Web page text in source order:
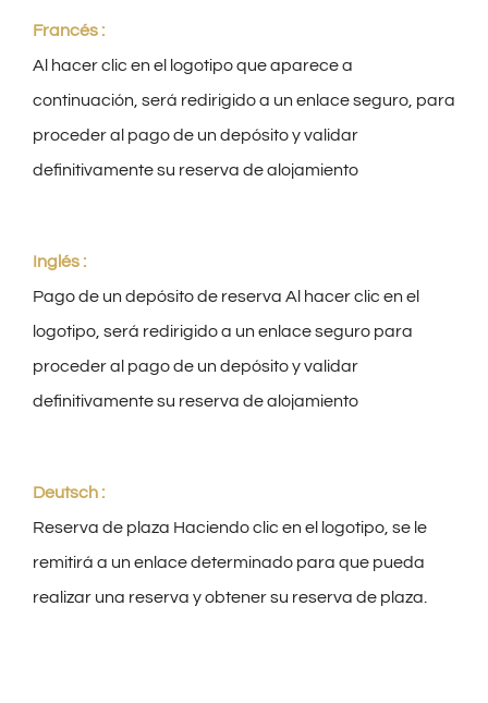
Español
Francés :
Al hacer clic en el logotipo que aparece a
continuación, será redirigido a un enlace seguro, para
proceder al pago de un depósito y validar
definitivamente su reserva de alojamiento
Inglés :
Pago de un depósito de reserva Al hacer clic en el
logotipo, será redirigido a un enlace seguro para
proceder al pago de un depósito y validar
definitivamente su reserva de alojamiento
Deutsch :
Reserva de plaza Haciendo clic en el logotipo, se le
remitirá a un enlace determinado para que pueda
realizar una reserva y obtener su reserva de plaza.